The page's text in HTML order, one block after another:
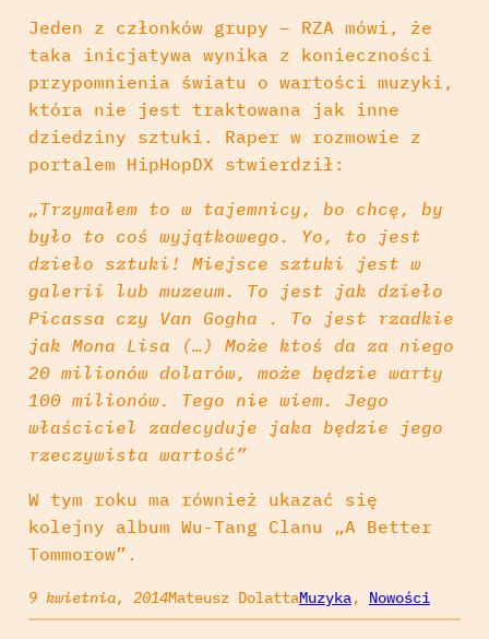
Jeden z członków grupy – RZA mówi, że
taka inicjatywa wynika z konieczności
przypomnienia światu o wartości muzyki,
która nie jest traktowana jak inne
dziedziny sztuki. Raper w rozmowie z
portalem HipHopDX stwierdził:
„Trzymałem to w tajemnicy, bo chcę, by
było to coś wyjątkowego. Yo, to jest
dzieło sztuki! Miejsce sztuki jest w
galerii lub muzeum. To jest jak dzieło
Picassa czy Van Gogha . To jest rzadkie
jak Mona Lisa (…) Może ktoś da za niego
20 milionów dolarów, może będzie warty
100 milionów. Tego nie wiem. Jego
właściciel zadecyduje jaka będzie jego
rzeczywista wartość”
W tym roku ma również ukazać się
kolejny album Wu-Tang Clanu „A Better
Tommorow”.
9 kwietnia, 2014Mateusz DolattaMuzyka, Nowości